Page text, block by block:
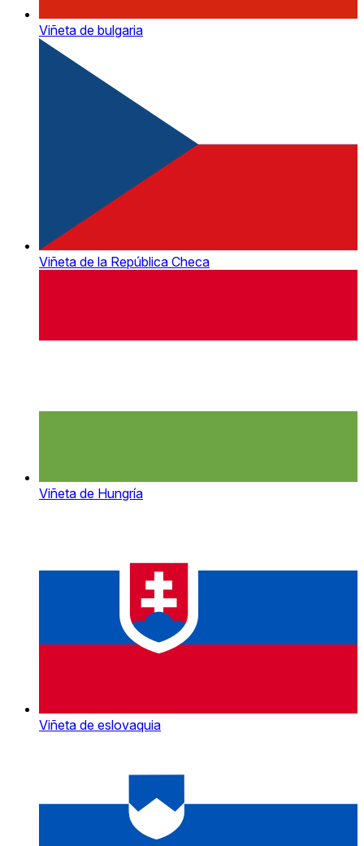
Viñeta de bulgaria
Viñeta de la República Checa
Viñeta de Hungría
Viñeta de eslovaquia